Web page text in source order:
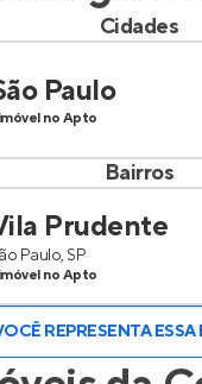
Cidades
Paulo
no Apto
Bairros
Prudente
Paulo, SP
no Apto
REPRESENTA ESSA